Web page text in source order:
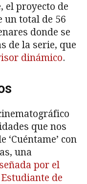
el proyecto de
un total de 56
donde se
de la serie, que
dinámico.
que nos
con
una
por el
de